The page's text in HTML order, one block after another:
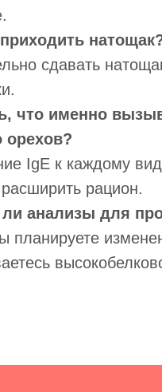
сдавать
что именно
орехов?
IgE к каждому
рацион.
анализы для
планируете